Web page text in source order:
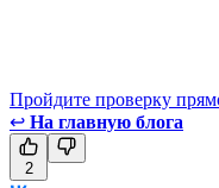
Пройдите проверку
↩ На главную блога
2